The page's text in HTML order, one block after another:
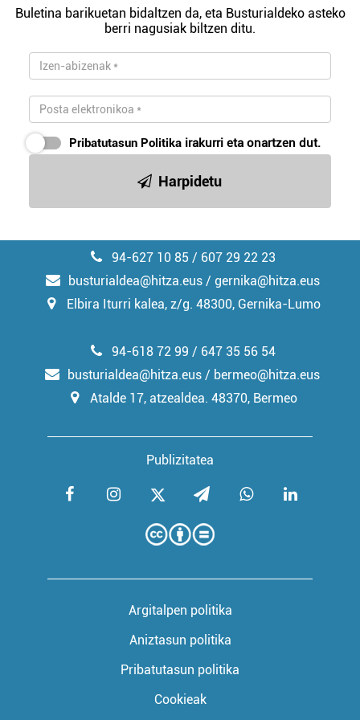
Buletina barikuetan bidaltzen da, eta Busturialdeko asteko
berri nagusiak biltzen ditu.
Pribatutasun Politika irakurri eta onartzen dut.
Harpidetu
94-627 10 85 / 607 29 22 23
busturialdea@hitza.eus / gernika@hitza.eus
Elbira Iturri kalea, z/g. 48300, Gernika-Lumo
Publizitatea
94-618 72 99 / 647 35 56 54
busturialdea@hitza.eus / bermeo@hitza.eus
Atalde 17, atzealdea. 48370, Bermeo
Argitalpen politika
Aniztasun politika
Pribatutasun politika
Cookieak